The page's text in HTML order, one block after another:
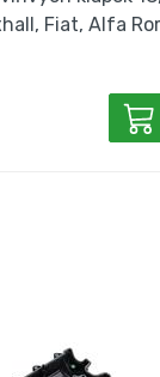
Fiat, Alfa